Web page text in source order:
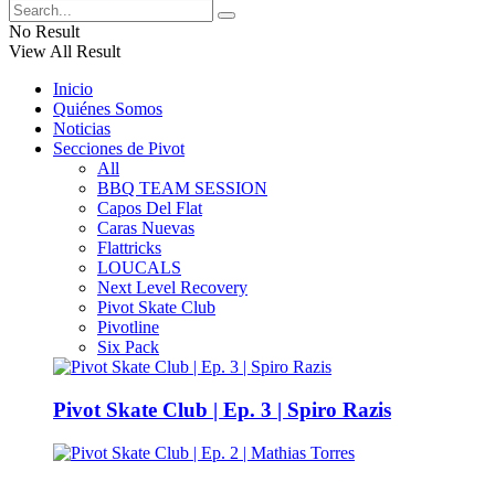
No Result
View All Result
Inicio
Quiénes Somos
Noticias
Secciones de Pivot
All
BBQ TEAM SESSION
Capos Del Flat
Caras Nuevas
Flattricks
LOUCALS
Next Level Recovery
Pivot Skate Club
Pivotline
Six Pack
Pivot Skate Club | Ep. 3 | Spiro Razis